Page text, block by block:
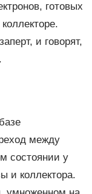
готовых
и говорят,
между
состоянии у
и коллектора.